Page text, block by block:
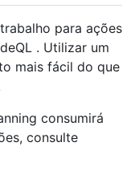
para ações
. Utilizar um
mais fácil do que
consumirá
consulte